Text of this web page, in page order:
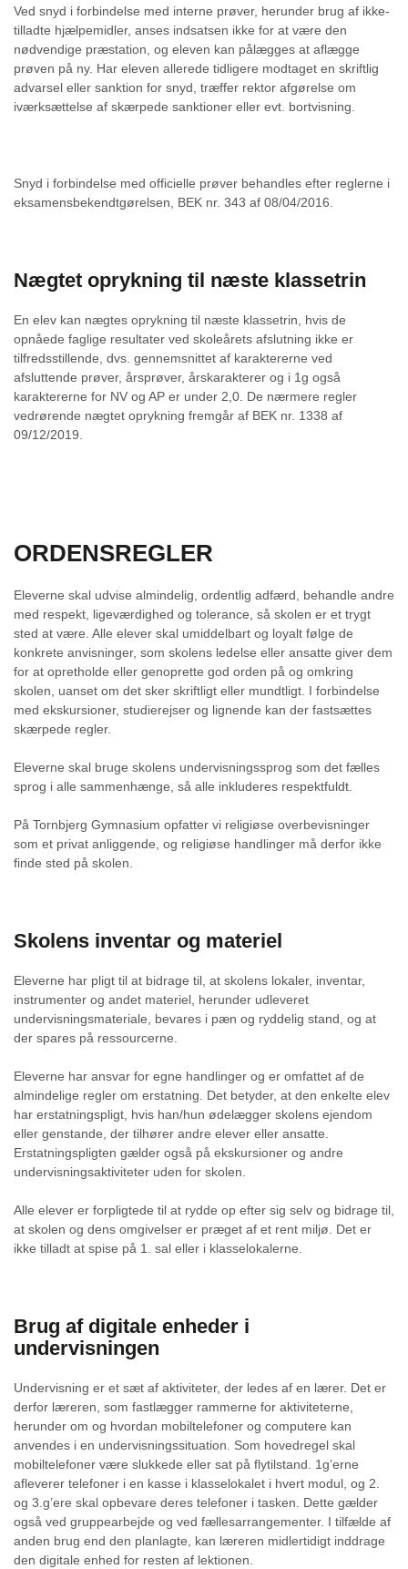
Ved snyd i forbindelse med interne prøver, herunder brug af ikke-
tilladte hjælpemidler, anses indsatsen ikke for at være den
nødvendige præstation, og eleven kan pålægges at aflægge
prøven på ny. Har eleven allerede tidligere modtaget en skriftlig
advarsel eller sanktion for snyd, træffer rektor afgørelse om
iværksættelse af skærpede sanktioner eller evt. bortvisning.
Snyd i forbindelse med officielle prøver behandles efter reglerne i
eksamensbekendtgørelsen, BEK nr. 343 af 08/04/2016.
Nægtet oprykning til næste klassetrin
En elev kan nægtes oprykning til næste klassetrin, hvis de
opnåede faglige resultater ved skoleårets afslutning ikke er
tilfredsstillende, dvs. gennemsnittet af karaktererne ved
afsluttende prøver, årsprøver, årskarakterer og i 1g også
karaktererne for NV og AP er under 2,0. De nærmere regler
vedrørende nægtet oprykning fremgår af BEK nr. 1338 af
09/12/2019.
ORDENSREGLER
Eleverne skal udvise almindelig, ordentlig adfærd, behandle andre
med respekt, ligeværdighed og tolerance, så skolen er et trygt
sted at være. Alle elever skal umiddelbart og loyalt følge de
konkrete anvisninger, som skolens ledelse eller ansatte giver dem
for at opretholde eller genoprette god orden på og omkring
skolen, uanset om det sker skriftligt eller mundtligt. I forbindelse
med ekskursioner, studierejser og lignende kan der fastsættes
skærpede regler.
Eleverne skal bruge skolens undervisningssprog som det fælles
sprog i alle sammenhænge, så alle inkluderes respektfuldt.
På Tornbjerg Gymnasium opfatter vi religiøse overbevisninger
som et privat anliggende, og religiøse handlinger må derfor ikke
finde sted på skolen.
Skolens inventar og materiel
Eleverne har pligt til at bidrage til, at skolens lokaler, inventar,
instrumenter og andet materiel, herunder udleveret
undervisningsmateriale, bevares i pæn og ryddelig stand, og at
der spares på ressourcerne.
Eleverne har ansvar for egne handlinger og er omfattet af de
almindelige regler om erstatning. Det betyder, at den enkelte elev
har erstatningspligt, hvis han/hun ødelægger skolens ejendom
eller genstande, der tilhører andre elever eller ansatte.
Erstatningspligten gælder også på ekskursioner og andre
undervisningsaktiviteter uden for skolen.
Alle elever er forpligtede til at rydde op efter sig selv og bidrage til,
at skolen og dens omgivelser er præget af et rent miljø. Det er
ikke tilladt at spise på 1. sal eller i klasselokalerne.
Brug af digitale enheder i
undervisningen
Undervisning er et sæt af aktiviteter, der ledes af en lærer. Det er
derfor læreren, som fastlægger rammerne for aktiviteterne,
herunder om og hvordan mobiltelefoner og computere kan
anvendes i en undervisningssituation. Som hovedregel skal
mobiltelefoner være slukkede eller sat på flytilstand. 1g’erne
afleverer telefoner i en kasse i klasselokalet i hvert modul, og 2.
og 3.g’ere skal opbevare deres telefoner i tasken. Dette gælder
også ved gruppearbejde og ved fællesarrangementer. I tilfælde af
anden brug end den planlagte, kan læreren midlertidigt inddrage
den digitale enhed for resten af lektionen.